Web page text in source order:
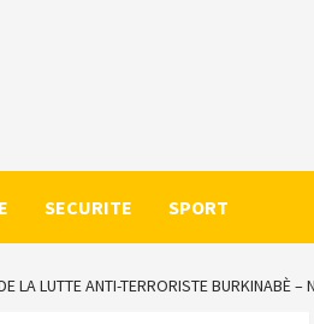
SECURITE SPORT
LA LUTTE ANTI-TERRORISTE BURKINABÈ –